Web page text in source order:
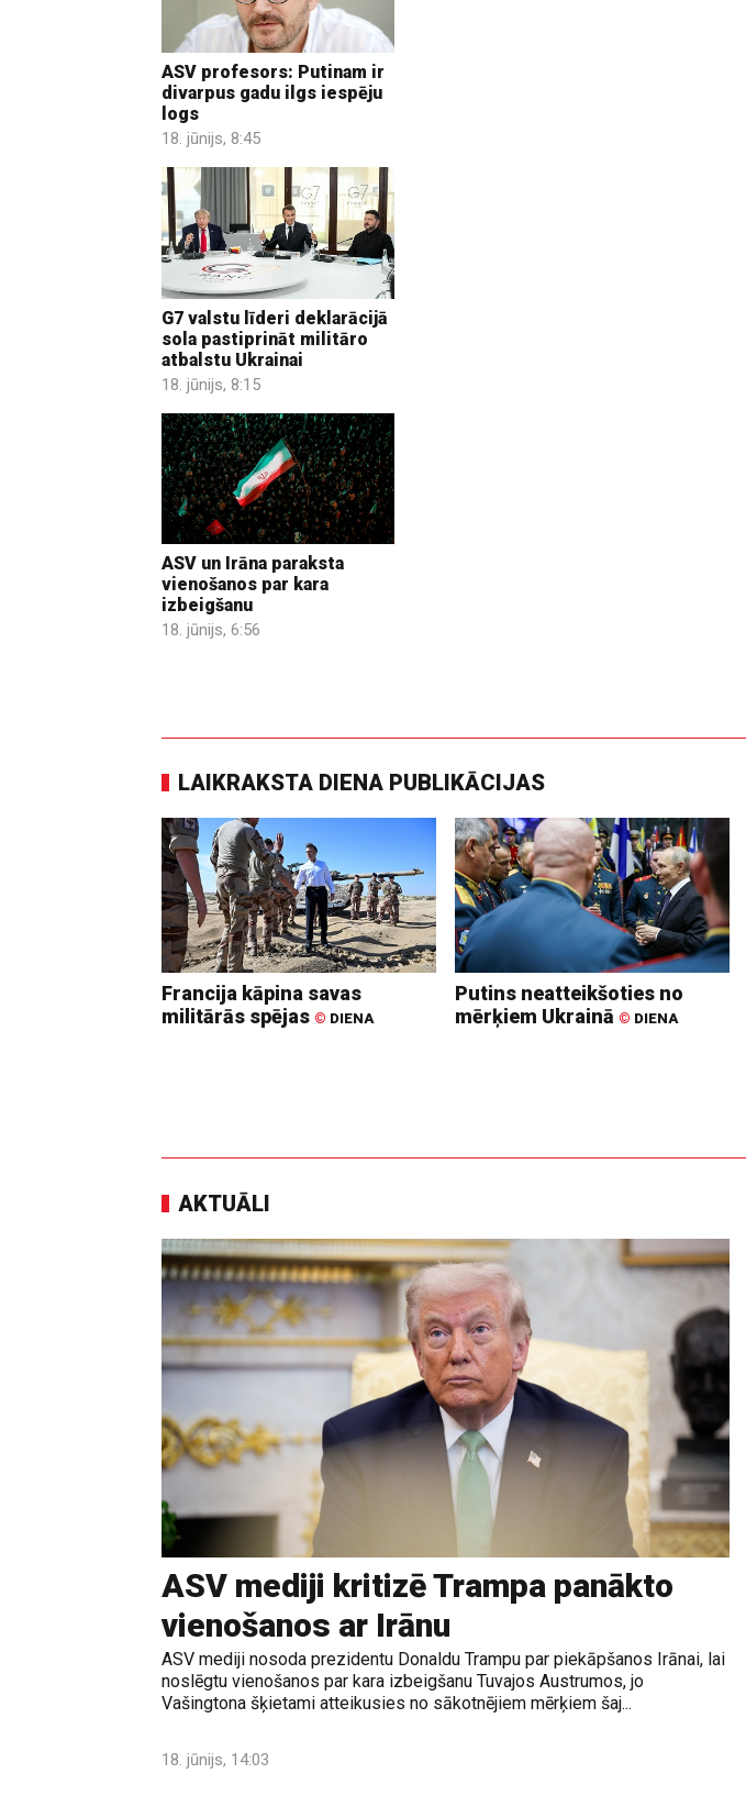
ASV profesors: Putinam ir
divarpus gadu ilgs iespēju
logs
18. jūnijs, 8:45
G7 valstu līderi deklarācijā
sola pastiprināt militāro
atbalstu Ukrainai
18. jūnijs, 8:15
ASV un Irāna paraksta
vienošanos par kara
izbeigšanu
18. jūnijs, 6:56
LAIKRAKSTA DIENA PUBLIKĀCIJAS
Francija kāpina savas
militārās spējas © DIENA
Putins neatteikšoties no
mērķiem Ukrainā © DIENA
AKTUĀLI
ASV mediji kritizē Trampa panākto
vienošanos ar Irānu
ASV mediji nosoda prezidentu Donaldu Trampu par piekāpšanos Irānai, lai
noslēgtu vienošanos par kara izbeigšanu Tuvajos Austrumos, jo
Vašingtona šķietami atteikusies no sākotnējiem mērķiem šaj...
18. jūnijs, 14:03